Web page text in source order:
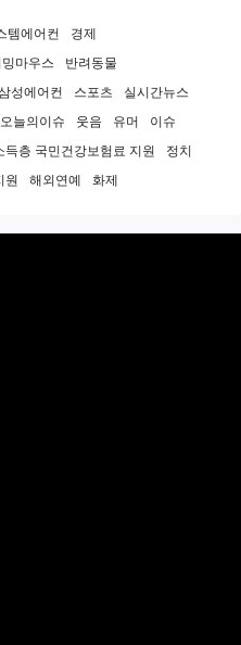
템에어컨
경제
마우스
반려동물
성에어컨 스포츠
실시간뉴스
오늘의이슈 웃음 유머
이슈
득층 국민건강보험료 지원
정치
원 해외연예 화제